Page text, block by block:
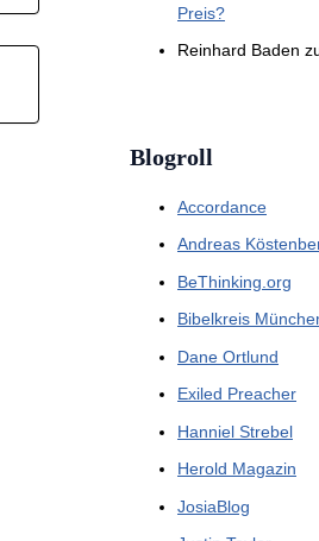
Preis?
Reinhard Baden
Blogroll
Accordance
Andreas
BeThinking.org
Bibelkreis
Dane Ortlund
Exiled Preacher
Hanniel Strebel
Herold Magazin
JosiaBlog